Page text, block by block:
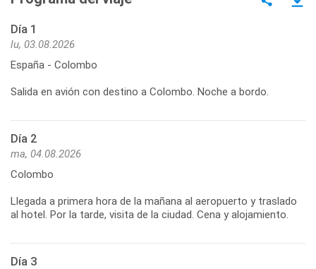
Día 1
lu, 03.08.2026
España - Colombo
Día 2
ma, 04.08.2026
Colombo
Llegada a primera hora de la mañana al aeropuerto y traslado
Día 3